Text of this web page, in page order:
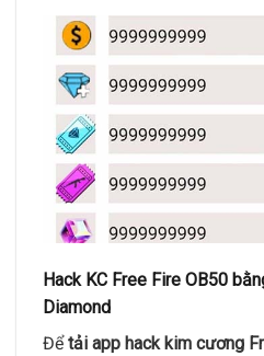
Hack KC Free Fire OB50
Diamond
Đểtải app hack kim cương